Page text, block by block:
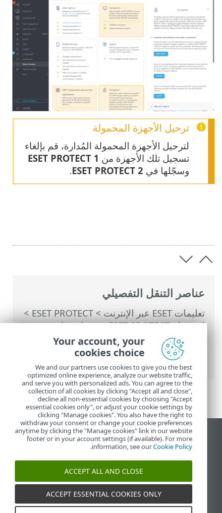
عناصر التنقل التفصيلي
تعليمات ESET عبر الإنترنت >
ESET PROTECT
>
استخدام ‎ESET PROTECT
>سيناريوهات
الترحيل ESET PROTECT
> الترحيل داخل
PROTECT
ترحيل الأجهزة المحمولة
لترحيل الأجهزة المحمولة المُدارة، قم بإلغاء
تسجيل تلك الأجهزة من ESET PROTECT 1
وسجّلها في ESET PROTECT 2
.
عرض موقع سطح المكتب
End of Life
قاعدة معارف ESET
ESET Status Portal
الدعم الإقليمي
Your account, your
cookies choice
We and our partners use cookies to give you the best
optimized online experience, analyze our website traffic,
and serve you with personalized ads. You can agree to the
collection of all cookies by clicking "Accept all and close",
decline all non-essential cookies by choosing "Accept
essential cookies only", or adjust your cookie settings by
clicking "Manage cookies". You also have the right to
withdraw your consent or change your cookie preferences
anytime by clicking the "Manage cookies" link in our website
footer or in your account settings (if available). For more
information, see ourCookie Policy
.
ACCEPT ALL AND CLOSE
ACCEPT ESSENTIAL COOKIES ONLY